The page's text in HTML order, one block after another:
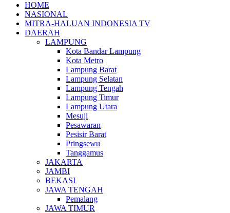
HOME
NASIONAL
MITRA-HALUAN INDONESIA TV
DAERAH
LAMPUNG
Kota Bandar Lampung
Kota Metro
Lampung Barat
Lampung Selatan
Lampung Tengah
Lampung Timur
Lampung Utara
Mesuji
Pesawaran
Pesisir Barat
Pringsewu
Tanggamus
JAKARTA
JAMBI
BEKASI
JAWA TENGAH
Pemalang
JAWA TIMUR